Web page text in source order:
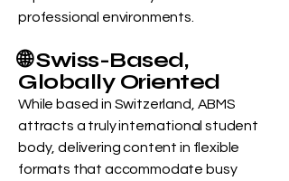
professional environments.
🌐 Swiss-Based,
Globally Oriented
While based in Switzerland, ABMS
attracts a truly international student
body, delivering content in flexible
formats that accommodate busy